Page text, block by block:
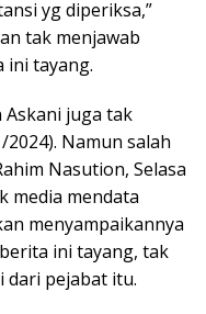
yg diperiksa,”
tak menjawab
ini tayang.
Askani juga tak
Namun salah
Nasution, Selasa
media mendata
menyampaikannya
ini tayang, tak
dari pejabat itu.